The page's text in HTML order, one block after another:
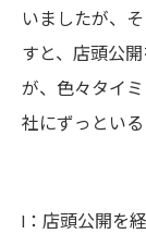
いましたが、
すと、店頭公
が、色々タイ
社にずっといる
I：店頭公開を